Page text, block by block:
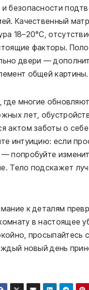
безопасности
Качественный
18–20°C,
факторы.
двери —
общей картины.
где многие
лет,
актом заботы о
интуицию: если
попробуйте
Тело подскажет
к деталям
в настоящее
просыпайтесь
новый день